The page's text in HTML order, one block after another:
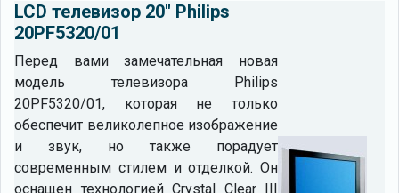
LCD телевизор 20" Philips
20PF5320/01
Перед вами замечательная новая
модель телевизора Philips
20PF5320/01, которая не только
обеспечит великолепное изображение
и звук, но также порадует
современным стилем и отделкой. Он
оснащен технологией Crystal Clear III